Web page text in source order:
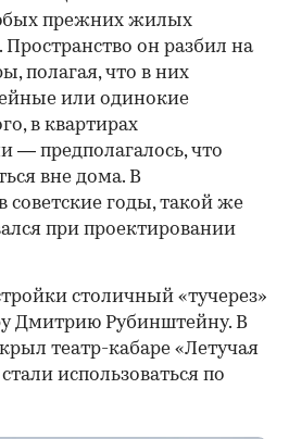
прежних жилых
Пространство он разбил на
полагая, что в них
или одинокие
в квартирах
— предполагалось, что
вне дома. В
годы, такой же
при проектировании
столичный «тучерез»
Дмитрию Рубинштейну. В
театр-кабаре «Летучая
использоваться по